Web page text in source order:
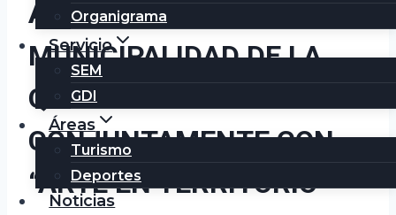
Organigrama
Servicio
SEM
GDI
Áreas
Turismo
Deportes
Noticias
ARTÍSTICA DE LA
MUNICIPALIDAD DE LA
QUIACA
CONJUNTAMENTE CON
“ARTE EN TERRITORIO”